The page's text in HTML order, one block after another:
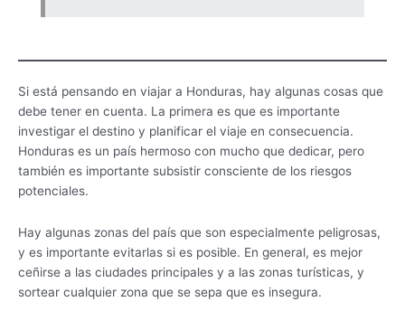
Si está pensando en viajar a Honduras, hay algunas cosas que
debe tener en cuenta. La primera es que es importante
investigar el destino y planificar el viaje en consecuencia.
Honduras es un país hermoso con mucho que dedicar, pero
también es importante subsistir consciente de los riesgos
potenciales.
Hay algunas zonas del país que son especialmente peligrosas,
y es importante evitarlas si es posible. En general, es mejor
ceñirse a las ciudades principales y a las zonas turísticas, y
sortear cualquier zona que se sepa que es insegura.